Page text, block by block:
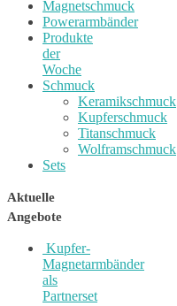
Magnetschmuck
Powerarmbänder
Produkte
der
Woche
Schmuck
Keramikschmuck
Kupferschmuck
Titanschmuck
Wolframschmuck
Sets
Aktuelle
Angebote
Kupfer-
Magnetarmbänder
als
Partnerset